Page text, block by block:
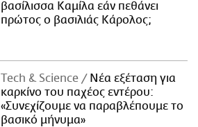
βασίλισσα Καμίλα εάν πεθάνει
πρώτος ο βασιλιάς Κάρολος;
Τech & Science
Νέα εξέταση για
καρκίνο του παχέος εντέρου:
«Συνεχίζουμε να παραβλέπουμε το
βασικό μήνυμα»